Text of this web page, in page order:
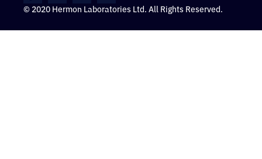
© 2020 Hermon Laboratories Ltd. All Rights Reserved.